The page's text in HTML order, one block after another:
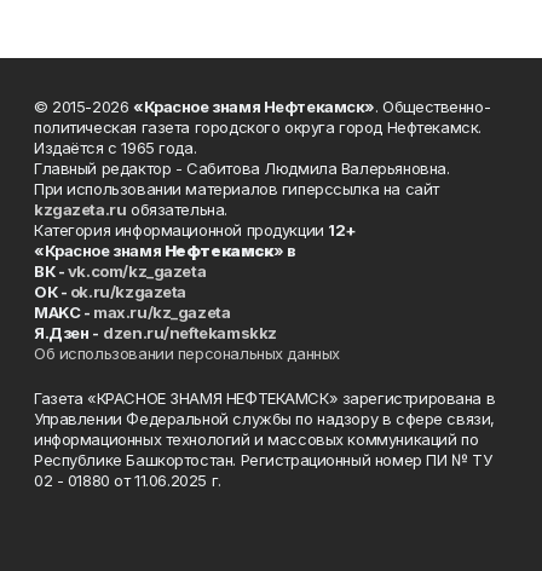
© 2015-2026 «Красное знамя Нефтекамск». Общественно-
политическая газета городского округа город Нефтекамск.
Издаётся с 1965 года.
Главный редактор - Сабитова Людмила Валерьяновна.
При использовании материалов гиперссылка на сайт
kzgazeta.ru обязательна.
Категория информационной продукции 12+
«Красное знамя Нефтекамск» в
ВК -vk.com/kz_gazeta
ОК - ok.ru/kzgazeta
MAKC - max.ru/kz_gazeta
Я.Дзен - dzen.ru/neftekamskkz
Об использовании персональных данных
Газета «КРАСНОЕ ЗНАМЯ НЕФТЕКАМСК» зарегистрирована в
Управлении Федеральной службы по надзору в сфере связи,
информационных технологий и массовых коммуникаций по
Республике Башкортостан. Регистрационный номер ПИ № ТУ
02 - 01880 от 11.06.2025 г.